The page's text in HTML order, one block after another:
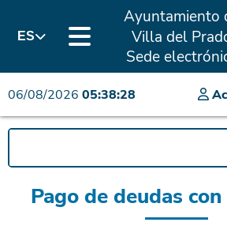
ES
Ayuntamiento
Villa del
Sede
06/08/2026 05:38:28
Pago de deudas